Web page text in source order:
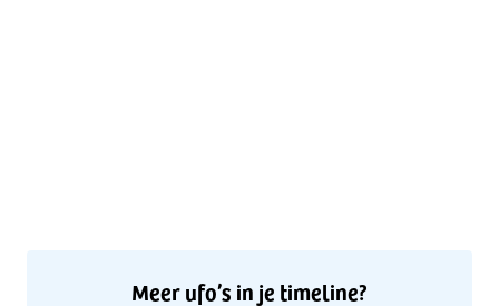
Meer ufo’s in je timeline?